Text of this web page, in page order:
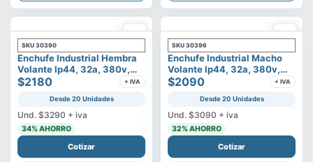
SKU 30390
Enchufe Industrial Hembra
Volante Ip44, 32a, 380v,
3p+t
$2180 + IVA
Desde 20 Unidades
Und. $3290 + iva
34% AHORRO
Cotizar
SKU 30396
Enchufe Industrial Macho
Volante Ip44, 32a, 380v,
3p+t
$2090 + IVA
Desde 20 Unidades
Und. $3090 + iva
32% AHORRO
Cotizar